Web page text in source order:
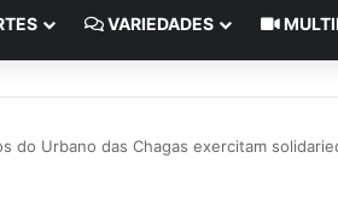
VARIEDADES
do Urbano das Chagas exercitam